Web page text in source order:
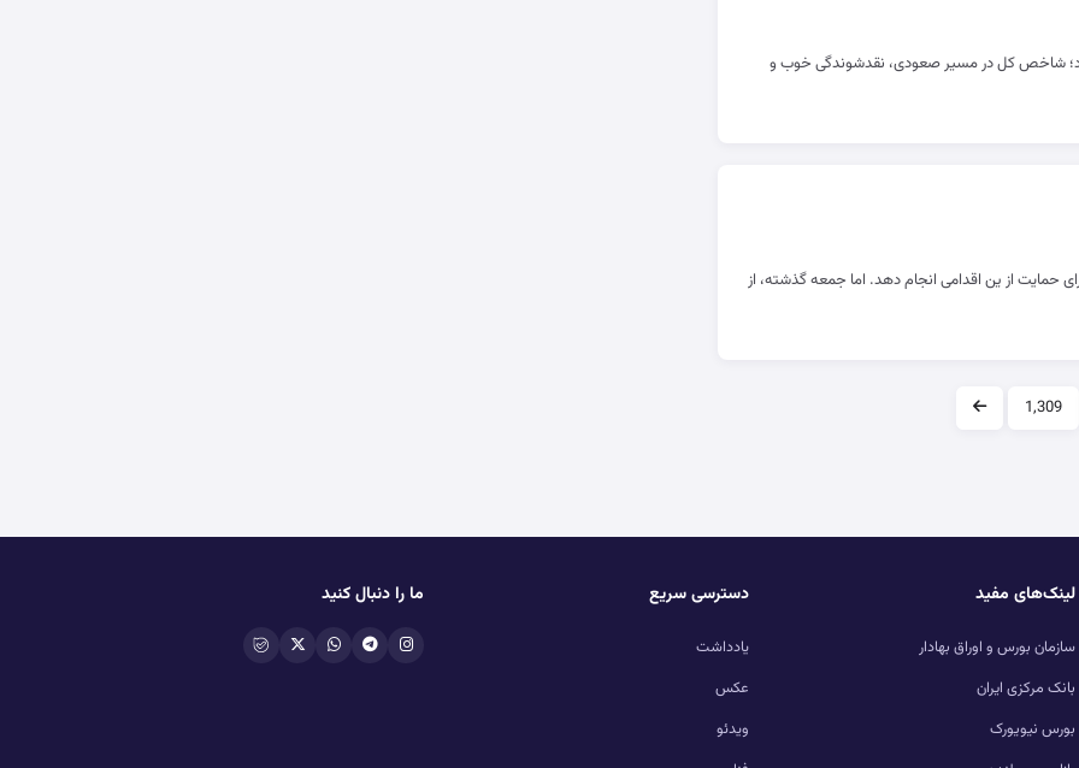
شاخص کل در مسیر صعودی، نقدشوندگی خوب و
از ین اقدامی انجام دهد. اما جمعه گذشته، از
1,309
لینک‌های مفید
سازمان بورس و اوراق بهادار
بانک مرکزی ایران
بورس نیویورک
دسترسی سریع
یادداشت
عکس
ویدئو
ما را دنبال کنید